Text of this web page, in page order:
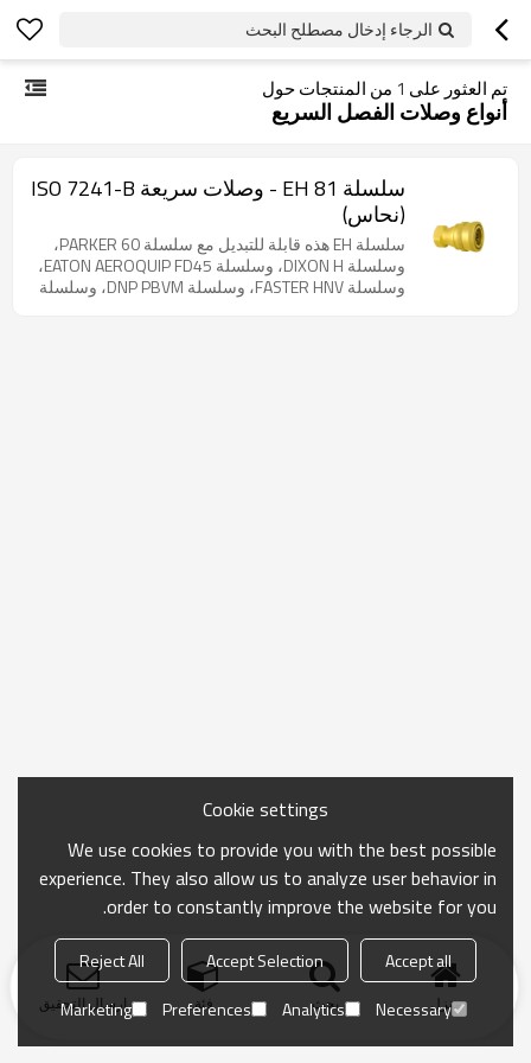
الرجاء إدخال مصطلح البحث
تم العثور على 1 من المنتجات حول
أنواع وصلات الفصل السريع
سلسلة EH 81 - وصلات سريعة ISO 7241-B
(نحاس)
سلسلة EH هذه قابلة للتبديل مع سلسلة PARKER 60،
وسلسلة DIXON H، وسلسلة EATON AEROQUIP FD45،
وسلسلة FASTER HNV، وسلسلة DNP PBVM، وسلسلة
منزل بحث فئة ارسال التحقيق
Cookie settings
We use cookies to provide you with the best possible
experience. They also allow us to analyze user behavior in
order to constantly improve the website for you.
Accept all
Accept Selection
Reject All
Necessary
Analytics
Preferences
Marketing